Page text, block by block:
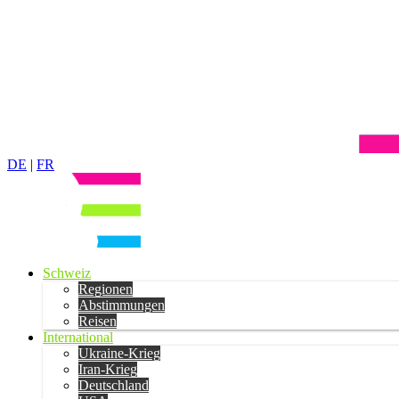
DE | FR
Schweiz
Regionen
Abstimmungen
Reisen
International
Ukraine-Krieg
Iran-Krieg
Deutschland